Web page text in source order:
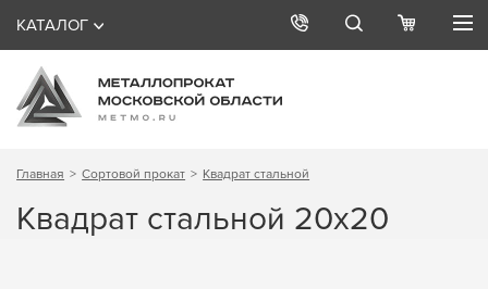
КАТАЛОГ
Главная Сортовой прокат Квадрат стальной
Квадрат стальной 20х20